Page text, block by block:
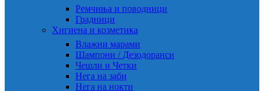
Ремчиња и поводници
Градници
Хигиена и козметика
Влажни марами
Шампони / Дезодоранси
Чешли и Четки
Нега на заби
Нега на нокти